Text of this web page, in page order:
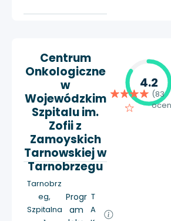
Centrum
Onkologiczne
w
Wojewódzkim
Szpitalu im.
Zofii z
Zamoyskich
Tarnowskiej w
Tarnobrzegu
Tarnobrz
eg,
Szpitalna
Progr
am
T
A
4.2
(83